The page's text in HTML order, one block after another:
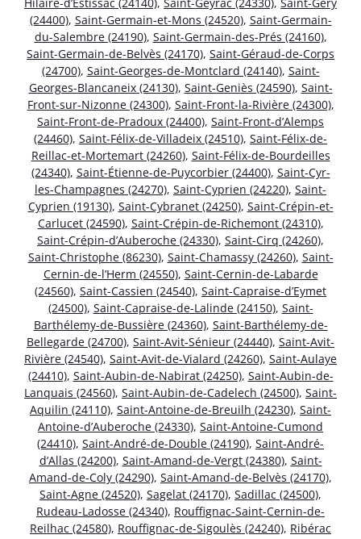
(24400), Saint-Germain-et-Mons (24520), Saint-Germain-
du-Salembre (24190), Saint-Germain-des-Prés (24160),
Saint-Germain-de-Belvès (24170), Saint-Géraud-de-Corps
(24700), Saint-Georges-de-Montclard (24140), Saint-
Georges-Blancaneix (24130), Saint-Geniès (24590), Saint-
Front-sur-Nizonne (24300), Saint-Front-la-Rivière (24300),
Saint-Front-de-Pradoux (24400), Saint-Front-d’Alemps
(24460), Saint-Félix-de-Villadeix (24510), Saint-Félix-de-
Reillac-et-Mortemart (24260), Saint-Félix-de-Bourdeilles
(24340), Saint-Étienne-de-Puycorbier (24400), Saint-Cyr-
les-Champagnes (24270), Saint-Cyprien (24220), Saint-
Cyprien (19130), Saint-Cybranet (24250), Saint-Crépin-et-
Carlucet (24590), Saint-Crépin-de-Richemont (24310),
Saint-Crépin-d’Auberoche (24330), Saint-Cirq (24260),
Saint-Christophe (86230), Saint-Chamassy (24260), Saint-
Cernin-de-l’Herm (24550), Saint-Cernin-de-Labarde
(24560), Saint-Cassien (24540), Saint-Capraise-d’Eymet
(24500), Saint-Capraise-de-Lalinde (24150), Saint-
Barthélemy-de-Bussière (24360), Saint-Barthélemy-de-
Bellegarde (24700), Saint-Avit-Sénieur (24440), Saint-Avit-
Rivière (24540), Saint-Avit-de-Vialard (24260), Saint-Aulaye
(24410), Saint-Aubin-de-Nabirat (24250), Saint-Aubin-de-
Lanquais (24560), Saint-Aubin-de-Cadelech (24500), Saint-
Aquilin (24110), Saint-Antoine-de-Breuilh (24230), Saint-
Antoine-d’Auberoche (24330), Saint-Antoine-Cumond
(24410), Saint-André-de-Double (24190), Saint-André-
d’Allas (24200), Saint-Amand-de-Vergt (24380), Saint-
Amand-de-Coly (24290), Saint-Amand-de-Belvès (24170),
Saint-Agne (24520), Sagelat (24170), Sadillac (24500),
Rudeau-Ladosse (24340), Rouffignac-Saint-Cernin-de-
Reilhac (24580), Rouffignac-de-Sigoulès (24240), Ribérac